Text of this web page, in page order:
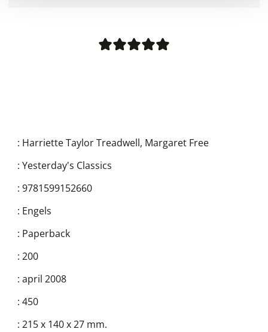
: Harriette Taylor Treadwell, Margaret Free
: Yesterday's Classics
: 9781599152660
: Engels
: Paperback
: 200
: april 2008
: 450
: 215 x 140 x 27 mm.